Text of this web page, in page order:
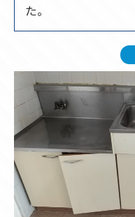
た。